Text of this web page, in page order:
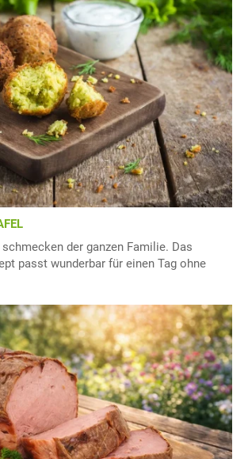
der ganzen Familie. Das
passt wunderbar für einen Tag ohne